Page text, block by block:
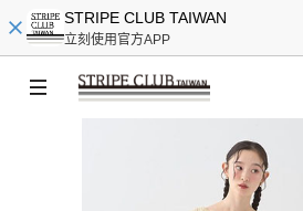
STRIPE CLUB TAIWAN
立刻使用官方APP